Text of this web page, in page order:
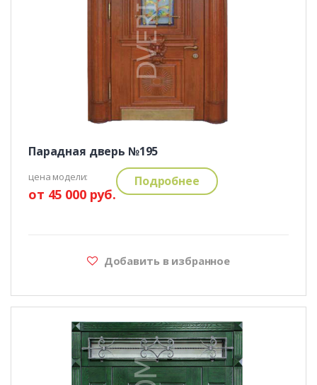
Парадная дверь №195
цена модели:
от 45 000 руб.
Подробнее
Добавить в избранное